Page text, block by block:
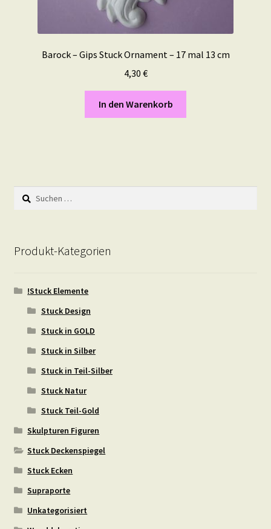
Barock – Gips Stuck Ornament – 17 mal 13 cm
4,30 €
In den Warenkorb
Suchen
nach:
Produkt-Kategorien
!Stuck Elemente
Stuck Design
Stuck in GOLD
Stuck in Silber
Stuck in Teil-Silber
Stuck Natur
Stuck Teil-Gold
Skulpturen Figuren
Stuck Deckenspiegel
Stuck Ecken
Supraporte
Unkategorisiert